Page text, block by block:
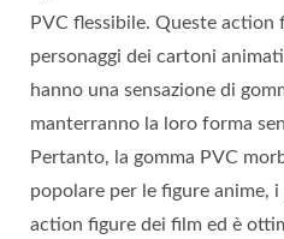
PVC flessibile. Queste action
personaggi dei cartoni
hanno una sensazione di
manterranno la loro forma
Pertanto, la gomma PVC
popolare per le figure anime,
action figure dei film ed è